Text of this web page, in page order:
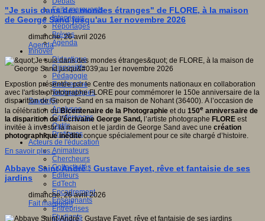
Faits marquants
Interviews
Reportages
Brèves
Agenda
Innover
Didactique
Dispositifs
Pédagogie
Recherche
Technologies
Savoir(s)
Analyses
Conférences
Outils
Pratiques
Acteurs de l'éducation
Animateurs
Chercheurs
Collectivités
Editeurs
EdTech
Encadrement
Enseignants
Entreprises
Etudiants
"Je suis dans des mondes étranges" de FLORE, à la maison
de George Sand jusqu'au 1er novembre 2026
dimanche, 26 avril 2026
Agenda
Expostion présentée par le Centre des monuments nationaux en collaboration
avec l'artiste photographe FLORE pour commémorer le 150e anniversaire de la
disparition de George Sand en sa maison de Nohant (36400). A l’occasion de
la célébration duBicentenaire de la Photographie et du 150e anniversaire de
la disparition de l’écrivaine George Sand, l’artiste photographe FLORE est
invitée à investir la maison et le jardin de George Sand avec une création
photographique inéditeconçue spécialement pour ce site chargé d’histoire.
En savoir plus...
Abbaye Saint-André : Gustave Fayet, rêve et fantaisie de ses
jardins
dimanche, 26 avril 2026
Fait marquant